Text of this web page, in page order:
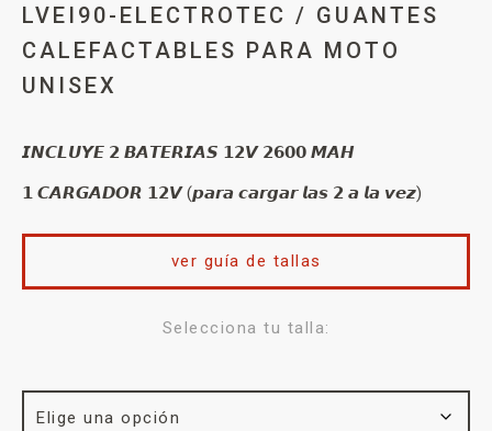
LVEI90-ELECTROTEC / GUANTES
CALEFACTABLES PARA MOTO
UNISEX
𝙄𝙉𝘾𝙇𝙐𝙔𝙀 𝟮 𝘽𝘼𝙏𝙀𝙍𝙄𝘼𝙎 𝟭𝟮𝙑 𝟮𝟲𝟬𝟬 𝙈𝘼𝙃
𝟭 𝘾𝘼𝙍𝙂𝘼𝘿𝙊𝙍 𝟭𝟮𝙑 (𝙥𝙖𝙧𝙖 𝙘𝙖𝙧𝙜𝙖𝙧 𝙡𝙖𝙨 𝟮 𝙖 𝙡𝙖 𝙫𝙚𝙯)
Selecciona tu talla:
ver guía de tallas